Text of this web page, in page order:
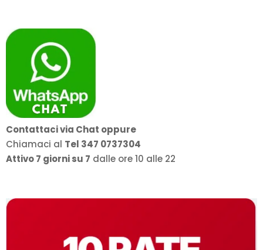
Contattaci via Chat oppure
Chiamaci al Tel 347 0737304
Attivo 7 giorni su 7 dalle ore 10 alle 22